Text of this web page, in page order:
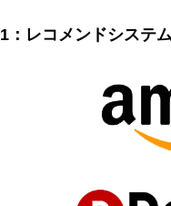
1：レコメンドシステ